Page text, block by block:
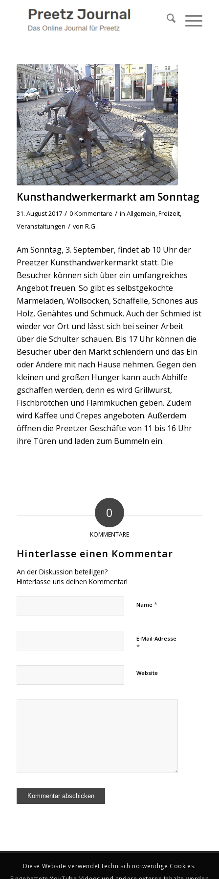
Kunsthandwerkermarkt am Sonntag
31. August 2017 / 0 Kommentare / in Allgemein,Freizeit,
Veranstaltungen / von R.G.
Am Sonntag, 3. September, findet ab 10 Uhr der
Preetzer Kunsthandwerkermarkt statt. Die
Besucher können sich über ein umfangreiches
Angebot freuen. So gibt es selbstgekochte
Marmeladen, Wollsocken, Schaffelle, Schönes aus
Holz, Genähtes und Schmuck. Auch der Schmied ist
wieder vor Ort und lässt sich bei seiner Arbeit
über die Schulter schauen. Bis 17 Uhr können die
Besucher über den Markt schlendern und das Ein
oder Andere mit nach Hause nehmen. Gegen den
kleinen und großen Hunger kann auch Abhilfe
gschaffen werden, denn es wird Grillwurst,
Fischbrötchen und Flammkuchen geben. Zudem
wird Kaffee und Crepes angeboten. Außerdem
öffnen die Preetzer Geschäfte von 11 bis 16 Uhr
ihre Türen und laden zum Bummeln ein.
0
KOMMENTARE
Hinterlasse einen Kommentar
An der Diskussion beteiligen?
Hinterlasse uns deinen Kommentar!
Name *
E-Mail-Adresse
*
Website
Diese Website verwendet technisch notwendige Cookies.